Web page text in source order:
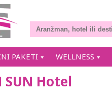
PAKETI WELLNESS
SUN Hotel